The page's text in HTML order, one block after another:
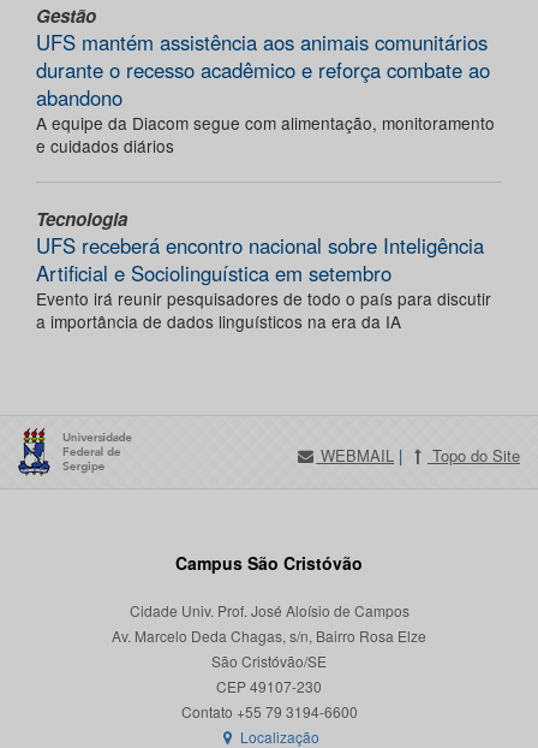
Gestão
UFS mantém assistência aos animais comunitários
durante o recesso acadêmico e reforça combate ao
abandono
A equipe da Diacom segue com alimentação, monitoramento
e cuidados diários
Tecnologia
UFS receberá encontro nacional sobre Inteligência
Artificial e Sociolinguística em setembro
Evento irá reunir pesquisadores de todo o país para discutir
a importância de dados linguísticos na era da IA
WEBMAIL | Topo do Site
Campus São Cristóvão
Cidade Univ. Prof. José Aloísio de Campos
Av. Marcelo Deda Chagas, s/n, Bairro Rosa Elze
São Cristóvão/SE
CEP 49107-230
Localização